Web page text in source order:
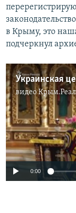
в Крыму, это
подчеркнул
видео
No
0:00